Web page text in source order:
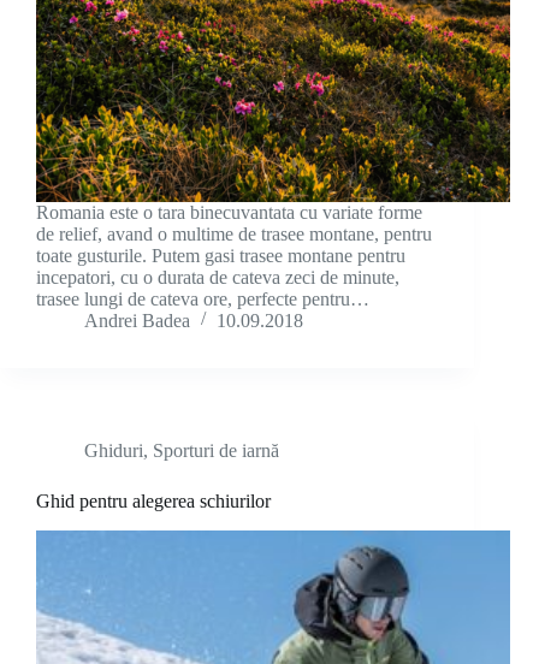
Romania este o tara binecuvantata cu variate forme
de relief, avand o multime de trasee montane, pentru
toate gusturile. Putem gasi trasee montane pentru
incepatori, cu o durata de cateva zeci de minute,
trasee lungi de cateva ore, perfecte pentru…
Andrei Badea
10.09.2018
Ghiduri, Sporturi de iarnă
Ghid pentru alegerea schiurilor